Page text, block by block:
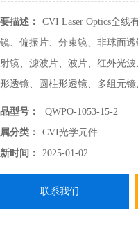
描述：
CVI Laser Optics全线
、偏振片、分束镜、非球面透
镜、滤波片、波片、红外光
透镜、圆柱形透镜、多组元镜
各种定制化需求 CVI光学元件
波威科技作为CVI Laser
型号：
QWPO-1053-15-2
分类：
CVI光学元件
时间：
2025-01-02
联系我们